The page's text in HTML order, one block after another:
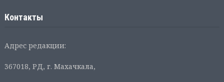
Контакты
Адрес редакции:
367018, РД, г. Махачкала,